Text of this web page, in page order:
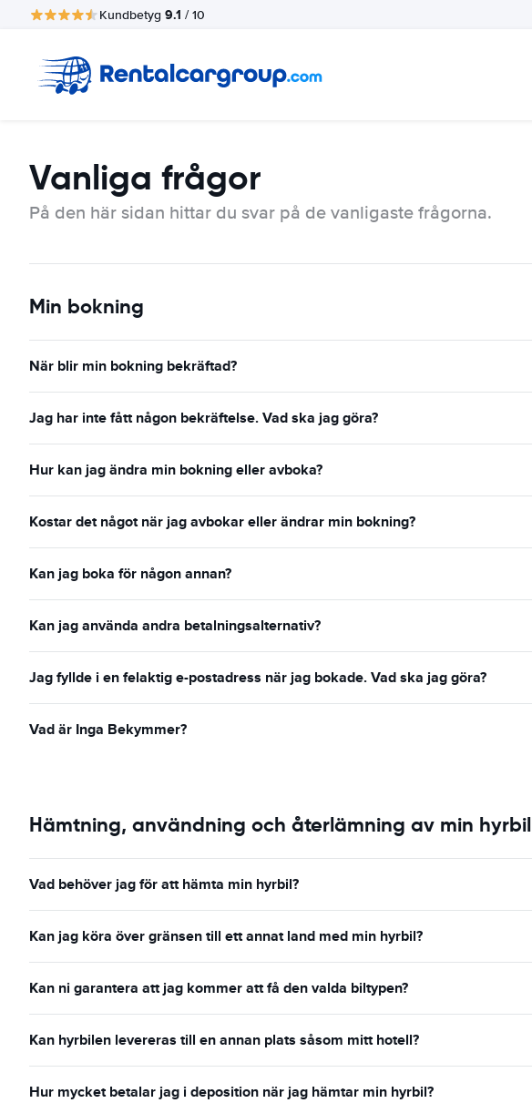
Kundbetyg 9.1 / 10
Vanliga frågor
På den här sidan hittar du svar på de vanligaste frågorna.
Min bokning
När blir min bokning bekräftad?
Jag har inte fått någon bekräftelse. Vad ska jag göra?
Hur kan jag ändra min bokning eller avboka?
Kostar det något när jag avbokar eller ändrar min bokning?
Kan jag boka för någon annan?
Kan jag använda andra betalningsalternativ?
Jag fyllde i en felaktig e-postadress när jag bokade. Vad ska jag göra?
Vad är Inga Bekymmer?
Hämtning, användning och återlämning av min hyrbil
Vad behöver jag för att hämta min hyrbil?
Kan jag köra över gränsen till ett annat land med min hyrbil?
Kan ni garantera att jag kommer att få den valda biltypen?
Kan hyrbilen levereras till en annan plats såsom mitt hotell?
Hur mycket betalar jag i deposition när jag hämtar min hyrbil?